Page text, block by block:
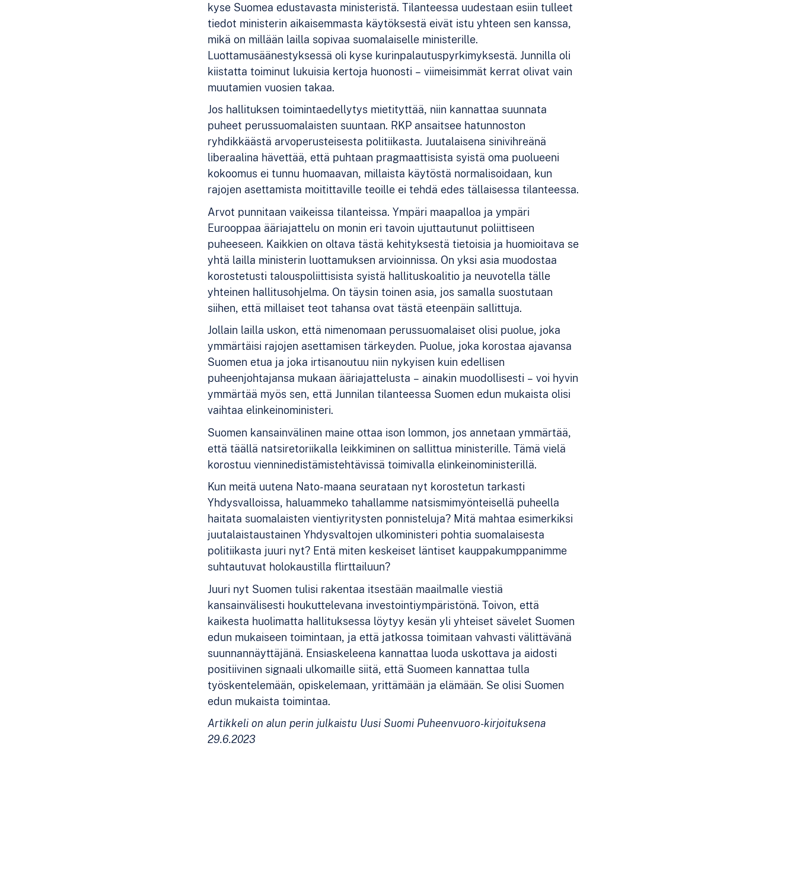
kyse Suomea edustavasta ministeristä. Tilanteessa uudestaan esiin tulleet
tiedot ministerin aikaisemmasta käytöksestä eivät istu yhteen sen kanssa,
mikä on millään lailla sopivaa suomalaiselle ministerille.
Luottamusäänestyksessä oli kyse kurinpalautuspyrkimyksestä. Junnilla oli
kiistatta toiminut lukuisia kertoja huonosti – viimeisimmät kerrat olivat vain
muutamien vuosien takaa.
Jos hallituksen toimintaedellytys mietityttää, niin kannattaa suunnata
puheet perussuomalaisten suuntaan. RKP ansaitsee hatunnoston
ryhdikkäästä arvoperusteisesta politiikasta. Juutalaisena sinivihreänä
liberaalina hävettää, että puhtaan pragmaattisista syistä oma puolueeni
kokoomus ei tunnu huomaavan, millaista käytöstä normalisoidaan, kun
rajojen asettamista moitittaville teoille ei tehdä edes tällaisessa tilanteessa.
Arvot punnitaan vaikeissa tilanteissa. Ympäri maapalloa ja ympäri
Eurooppaa ääriajattelu on monin eri tavoin ujuttautunut poliittiseen
puheeseen. Kaikkien on oltava tästä kehityksestä tietoisia ja huomioitava se
yhtä lailla ministerin luottamuksen arvioinnissa. On yksi asia muodostaa
korostetusti talouspoliittisista syistä hallituskoalitio ja neuvotella tälle
yhteinen hallitusohjelma. On täysin toinen asia, jos samalla suostutaan
siihen, että millaiset teot tahansa ovat tästä eteenpäin sallittuja.
Jollain lailla uskon, että nimenomaan perussuomalaiset olisi puolue, joka
ymmärtäisi rajojen asettamisen tärkeyden. Puolue, joka korostaa ajavansa
Suomen etua ja joka irtisanoutuu niin nykyisen kuin edellisen
puheenjohtajansa mukaan ääriajattelusta – ainakin muodollisesti – voi hyvin
ymmärtää myös sen, että Junnilan tilanteessa Suomen edun mukaista olisi
vaihtaa elinkeinoministeri.
Suomen kansainvälinen maine ottaa ison lommon, jos annetaan ymmärtää,
että täällä natsiretoriikalla leikkiminen on sallittua ministerille. Tämä vielä
korostuu vienninedistämistehtävissä toimivalla elinkeinoministerillä.
Kun meitä uutena Nato-maana seurataan nyt korostetun tarkasti
Yhdysvalloissa, haluammeko tahallamme natsismimyönteisellä puheella
haitata suomalaisten vientiyritysten ponnisteluja? Mitä mahtaa esimerkiksi
juutalaistaustainen Yhdysvaltojen ulkoministeri pohtia suomalaisesta
politiikasta juuri nyt? Entä miten keskeiset läntiset kauppakumppanimme
suhtautuvat holokaustilla flirttailuun?
Juuri nyt Suomen tulisi rakentaa itsestään maailmalle viestiä
kansainvälisesti houkuttelevana investointiympäristönä. Toivon, että
kaikesta huolimatta hallituksessa löytyy kesän yli yhteiset sävelet Suomen
edun mukaiseen toimintaan, ja että jatkossa toimitaan vahvasti välittävänä
suunnannäyttäjänä. Ensiaskeleena kannattaa luoda uskottava ja aidosti
positiivinen signaali ulkomaille siitä, että Suomeen kannattaa tulla
työskentelemään, opiskelemaan, yrittämään ja elämään. Se olisi Suomen
edun mukaista toimintaa.
Artikkeli on alun perin julkaistu Uusi Suomi Puheenvuoro-kirjoituksena
29.6.2023